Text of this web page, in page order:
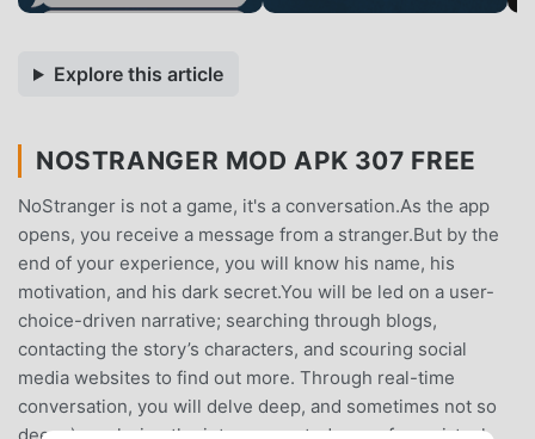
Explore this article
NOSTRANGER MOD APK 307 FREE
NoStranger is not a game, it's a conversation.As the app
opens, you receive a message from a stranger.But by the
end of your experience, you will know his name, his
motivation, and his dark secret.You will be led on a user-
choice-driven narrative; searching through blogs,
contacting the story’s characters, and scouring social
media websites to find out more. Through real-time
conversation, you will delve deep, and sometimes not so